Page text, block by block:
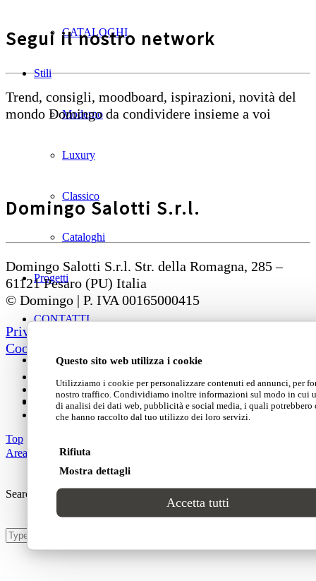
Questo sito web utilizza i cookie
Utilizziamo i cookie per personalizzare contenuti ed annunci, per
nostro traffico. Condividiamo inoltre informazioni sul modo in cui
di analisi dei dati web, pubblicità e social media, i quali
che hanno raccolto dal tuo utilizzo dei loro servizi.
Rifiuta
Mostra dettagli
Accetta tutti
CATALOGHI
Stili
Moderno
Luxury
Classico
Cataloghi
Progetti
CONTATTI
Area clienti
Search Site
Segui il nostro network
Trend, consigli, moodboard, ispirazioni, novità del
mondo Domingo da condividere insieme a voi
Domingo Salotti S.r.l.
Domingo Salotti S.r.l. Str. della Romagna, 285 –
61121 Pesaro (PU) Italia
© Domingo | P. IVA 00165000415
Privacy Policy
Cookie Policy
Top